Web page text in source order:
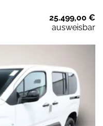
25.499,00 €
ausweisbar